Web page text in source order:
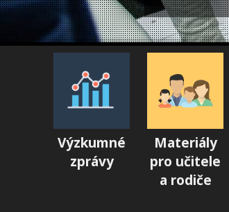
Výzkumné
zprávy
Materiály
pro učitele
a rodiče